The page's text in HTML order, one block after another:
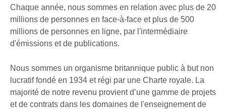
Chaque année, nous sommes en relation avec plus de 20
millions de personnes en face-à-face et plus de 500
millions de personnes en ligne, par l'intermédiaire
d'émissions et de publications.
Nous sommes un organisme britannique public à but non
lucratif fondé en 1934 et régi par une Charte royale. La
majorité de notre revenu provient d’une gamme de projets
et de contrats dans les domaines de l'enseignement de